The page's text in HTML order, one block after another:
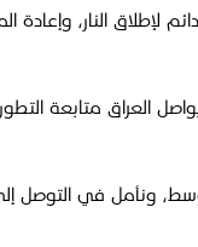
النار، وإعادة
العراق متابعة
ونأمل في التوصل